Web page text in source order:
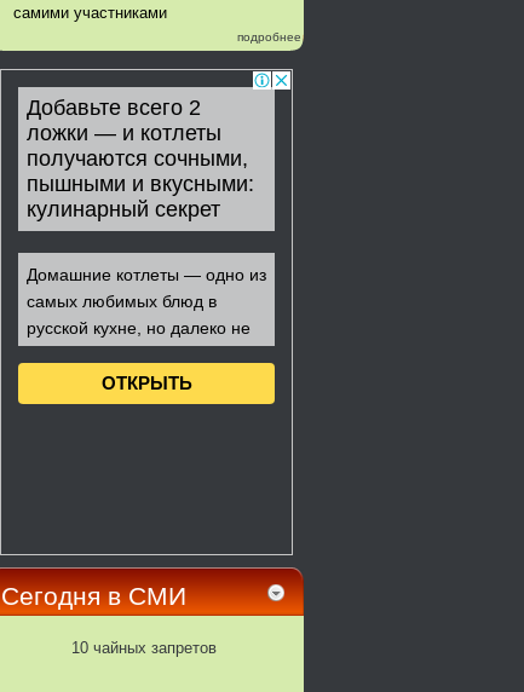
самими участниками
подробнее
Сегодня в СМИ
10 чайных запретов